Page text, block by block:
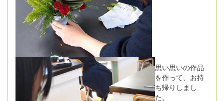
思い思いの作品
を作って、お持
ち帰りしまし
た。